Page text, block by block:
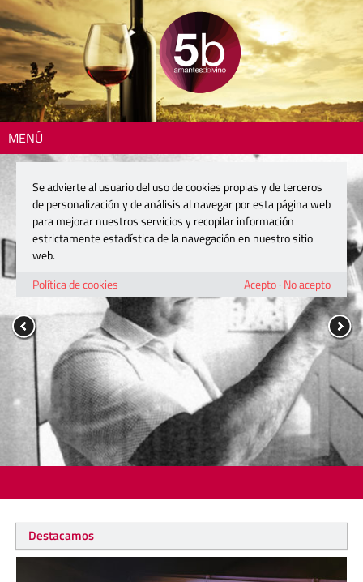
MENÚ
Destacamos
Se advierte al usuario del uso de cookies propias y de terceros
de personalización y de análisis al navegar por esta página web
para mejorar nuestros servicios y recopilar información
estrictamente estadística de la navegación en nuestro sitio
web.
Política de cookies
Acepto· No acepto